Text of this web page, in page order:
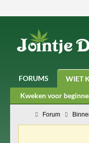
FORUMS WIET
Kweken voor
Forum